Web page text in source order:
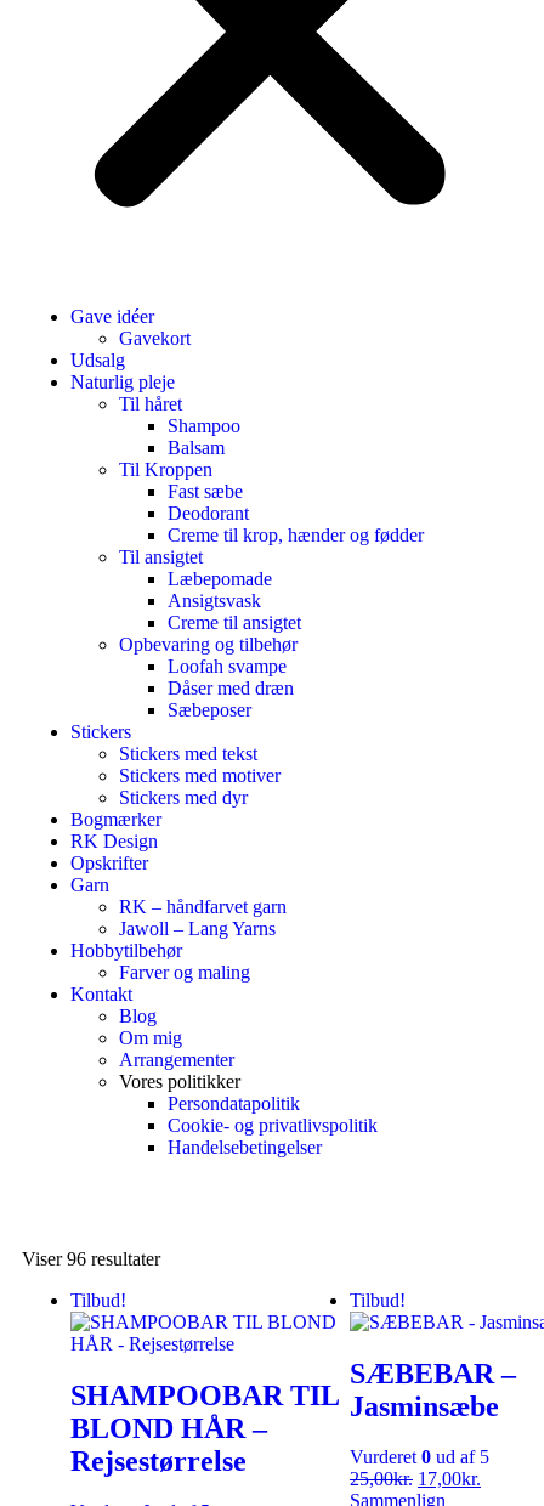
Gave idéer
Gavekort
Udsalg
Naturlig pleje
Til håret
Shampoo
Balsam
Til Kroppen
Fast sæbe
Deodorant
Creme til krop, hænder og fødder
Til ansigtet
Læbepomade
Ansigtsvask
Creme til ansigtet
Opbevaring og tilbehør
Loofah svampe
Dåser med dræn
Sæbeposer
Stickers
Stickers med tekst
Stickers med motiver
Stickers med dyr
Bogmærker
RK Design
Opskrifter
Garn
RK – håndfarvet garn
Jawoll – Lang Yarns
Hobbytilbehør
Farver og maling
Kontakt
Blog
Om mig
Arrangementer
Vores politikker
Persondatapolitik
Cookie- og privatlivspolitik
Handelsebetingelser
Viser 96 resultater
Tilbud!
SHAMPOOBAR TIL
BLOND HÅR –
Rejsestørrelse
Tilbud!
SÆBEBAR –
Jasminsæbe
Vurderet0 ud af 5
25,00kr. 17,00kr.
Sammenlign